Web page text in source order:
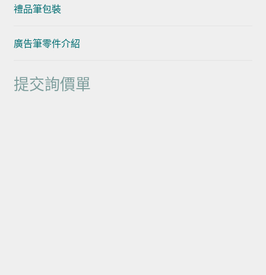
禮品筆包裝
廣告筆零件介紹
提交詢價單